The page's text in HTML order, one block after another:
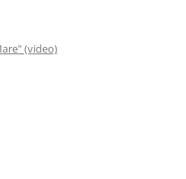
(video)